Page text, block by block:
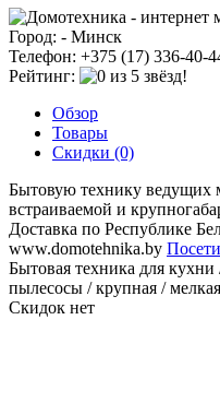
Город: - Минск
Телефон: +375 (17) 336-40-
Рейтинг:
Обзор
Товары
Скидки (0)
Бытовую технику ведущих
встраиваемой и
Доставка по Республике
www.domotehnika.by
Бытовая техника для
пылесосы / крупная /
Скидок нет